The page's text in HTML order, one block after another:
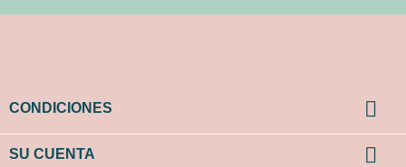
CONDICIONES 
SU CUENTA 